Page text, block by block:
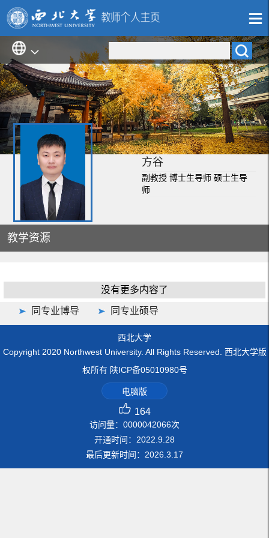
方谷
副教授 博士生导师 硕士生导
师
教学资源
没有更多内容了
同专业博导 同专业硕导
西北大学
Copyright 2020 Northwest University. All Rights Reserved. 西北大学版
权所有 陕ICP备05010980号
电脑版
164
访问量： 0000042066次
开通时间： 2022 9 28
最后更新时间： 2026 3 17